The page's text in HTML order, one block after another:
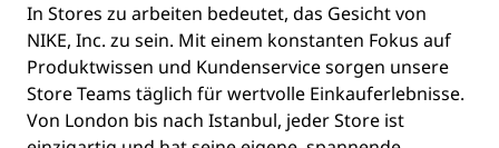
In Stores zu arbeiten bedeutet, das Gesicht von
NIKE, Inc. zu sein. Mit einem konstanten Fokus auf
Produktwissen und Kundenservice sorgen unsere
Store Teams täglich für wertvolle Einkauferlebnisse.
Von London bis nach Istanbul, jeder Store ist